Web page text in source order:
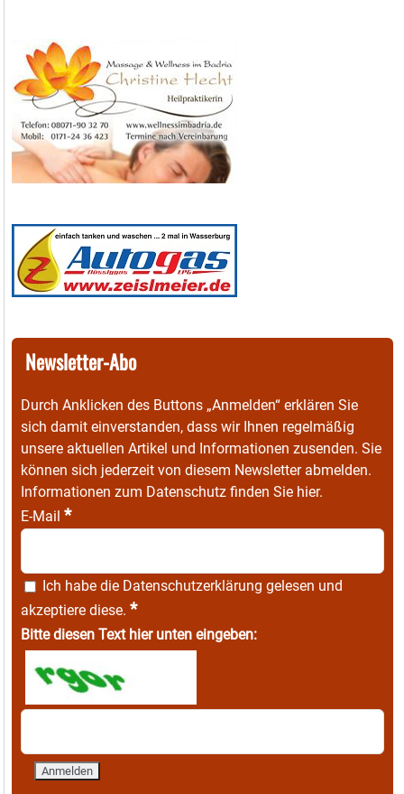
Newsletter-Abo
Durch Anklicken des Buttons „Anmelden“ erklären Sie
sich damit einverstanden, dass wir Ihnen regelmäßig
unsere aktuellen Artikel und Informationen zusenden. Sie
können sich jederzeit von diesem Newsletter abmelden.
Informationen zum Datenschutz finden Sie hier.
E-Mail *
Ich habe die Datenschutzerklärung gelesen und
akzeptiere diese. *
Bitte diesen Text hier unten eingeben: